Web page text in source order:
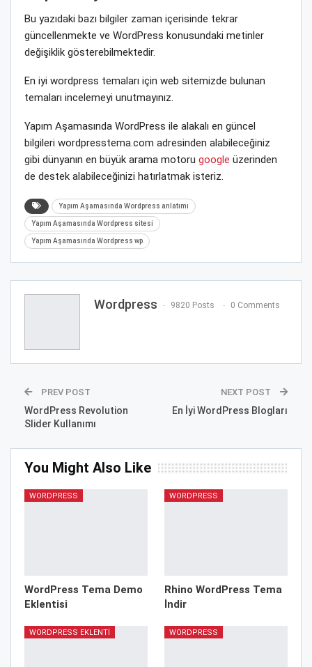
Bu yazıdaki bazı bilgiler zaman içerisinde tekrar
güncellenmekte ve WordPress konusundaki metinler
değişiklik gösterebilmektedir.
En iyi wordpress temaları için web sitemizde bulunan
temaları incelemeyi unutmayınız.
Yapım Aşamasında WordPress ile alakalı en güncel
bilgileri wordpresstema.com adresinden alabileceğiniz
gibi dünyanın en büyük arama motoru google üzerinden
de destek alabileceğinizi hatırlatmak isteriz.
Yapım Aşamasında Wordpress anlatımı
Yapım Aşamasında Wordpress sitesi
Yapım Aşamasında Wordpress wp
Wordpress 9820 Posts 0 Comments
PREV POST
WordPress Revolution
Slider Kullanımı
NEXT POST
En İyi WordPress Blogları
You Might Also Like
WORDPRESS
WordPress Tema Demo
Eklentisi
WORDPRESS
Rhino WordPress Tema
İndir
WORDPRESS EKLENTI WORDPRESS